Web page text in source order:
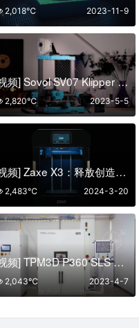
2023-11-9
2,018℃
[视频] Sovol SV07 Klipper 直驱FDM 3D打印机 打印速度 250mm/s
2023-5-5
2,820℃
[视频] Zaxe X3：释放创造力精准且完美
2024-3-20
2,483℃
[视频] TPM3D P360 SLS 增材制造系统兼顾了成型尺寸和生产效率
2023-4-7
2,043℃